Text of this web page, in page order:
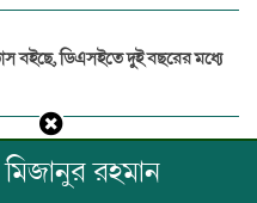
বইছে, ডিএসইতে দুই বছরের মধ্যে
রহমান